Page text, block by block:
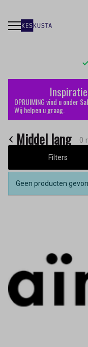
Middel
lang
Keskusta
OPRUIMING vind u onder
Wij helpen u graag.
Middel lang 0
Filters
Geen producten